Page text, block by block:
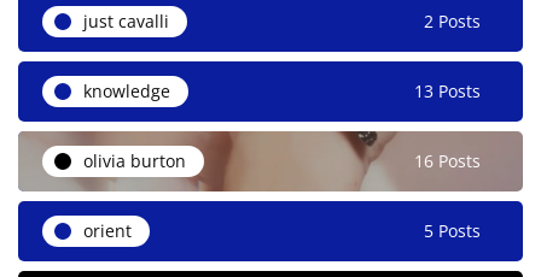
just cavalli 2 Posts
knowledge 13 Posts
olivia burton 16 Posts
orient 5 Posts